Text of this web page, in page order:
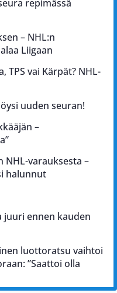
repimässä
– NHL:n
Liigaan
TPS vai Kärpät? NHL-
uuden seuran!
–
NHL-varauksesta –
halunnut
juuri ennen kauden
luottoratsu vaihtoi
”Saattoi olla